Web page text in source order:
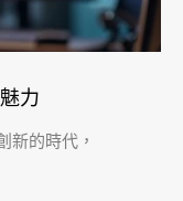
力
新的時代，